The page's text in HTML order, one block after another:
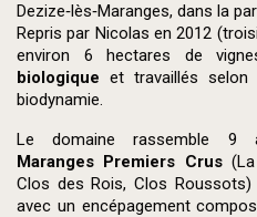
Dezize‑lès‑Maranges, dans la
Repris par Nicolas en 2012
environ 6 hectares de
biologique et travaillés
biodynamie.
Le domaine rassemble 9
Maranges Premiers Crus(La
Clos des Rois, Clos
avec un encépagement